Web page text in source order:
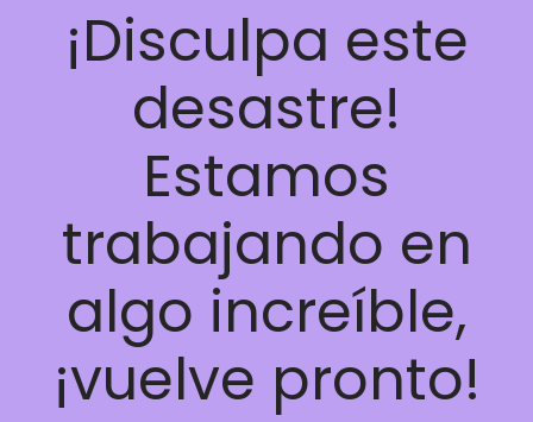
¡Disculpa este
desastre!
Estamos
trabajando en
algo increíble,
¡vuelve pronto!